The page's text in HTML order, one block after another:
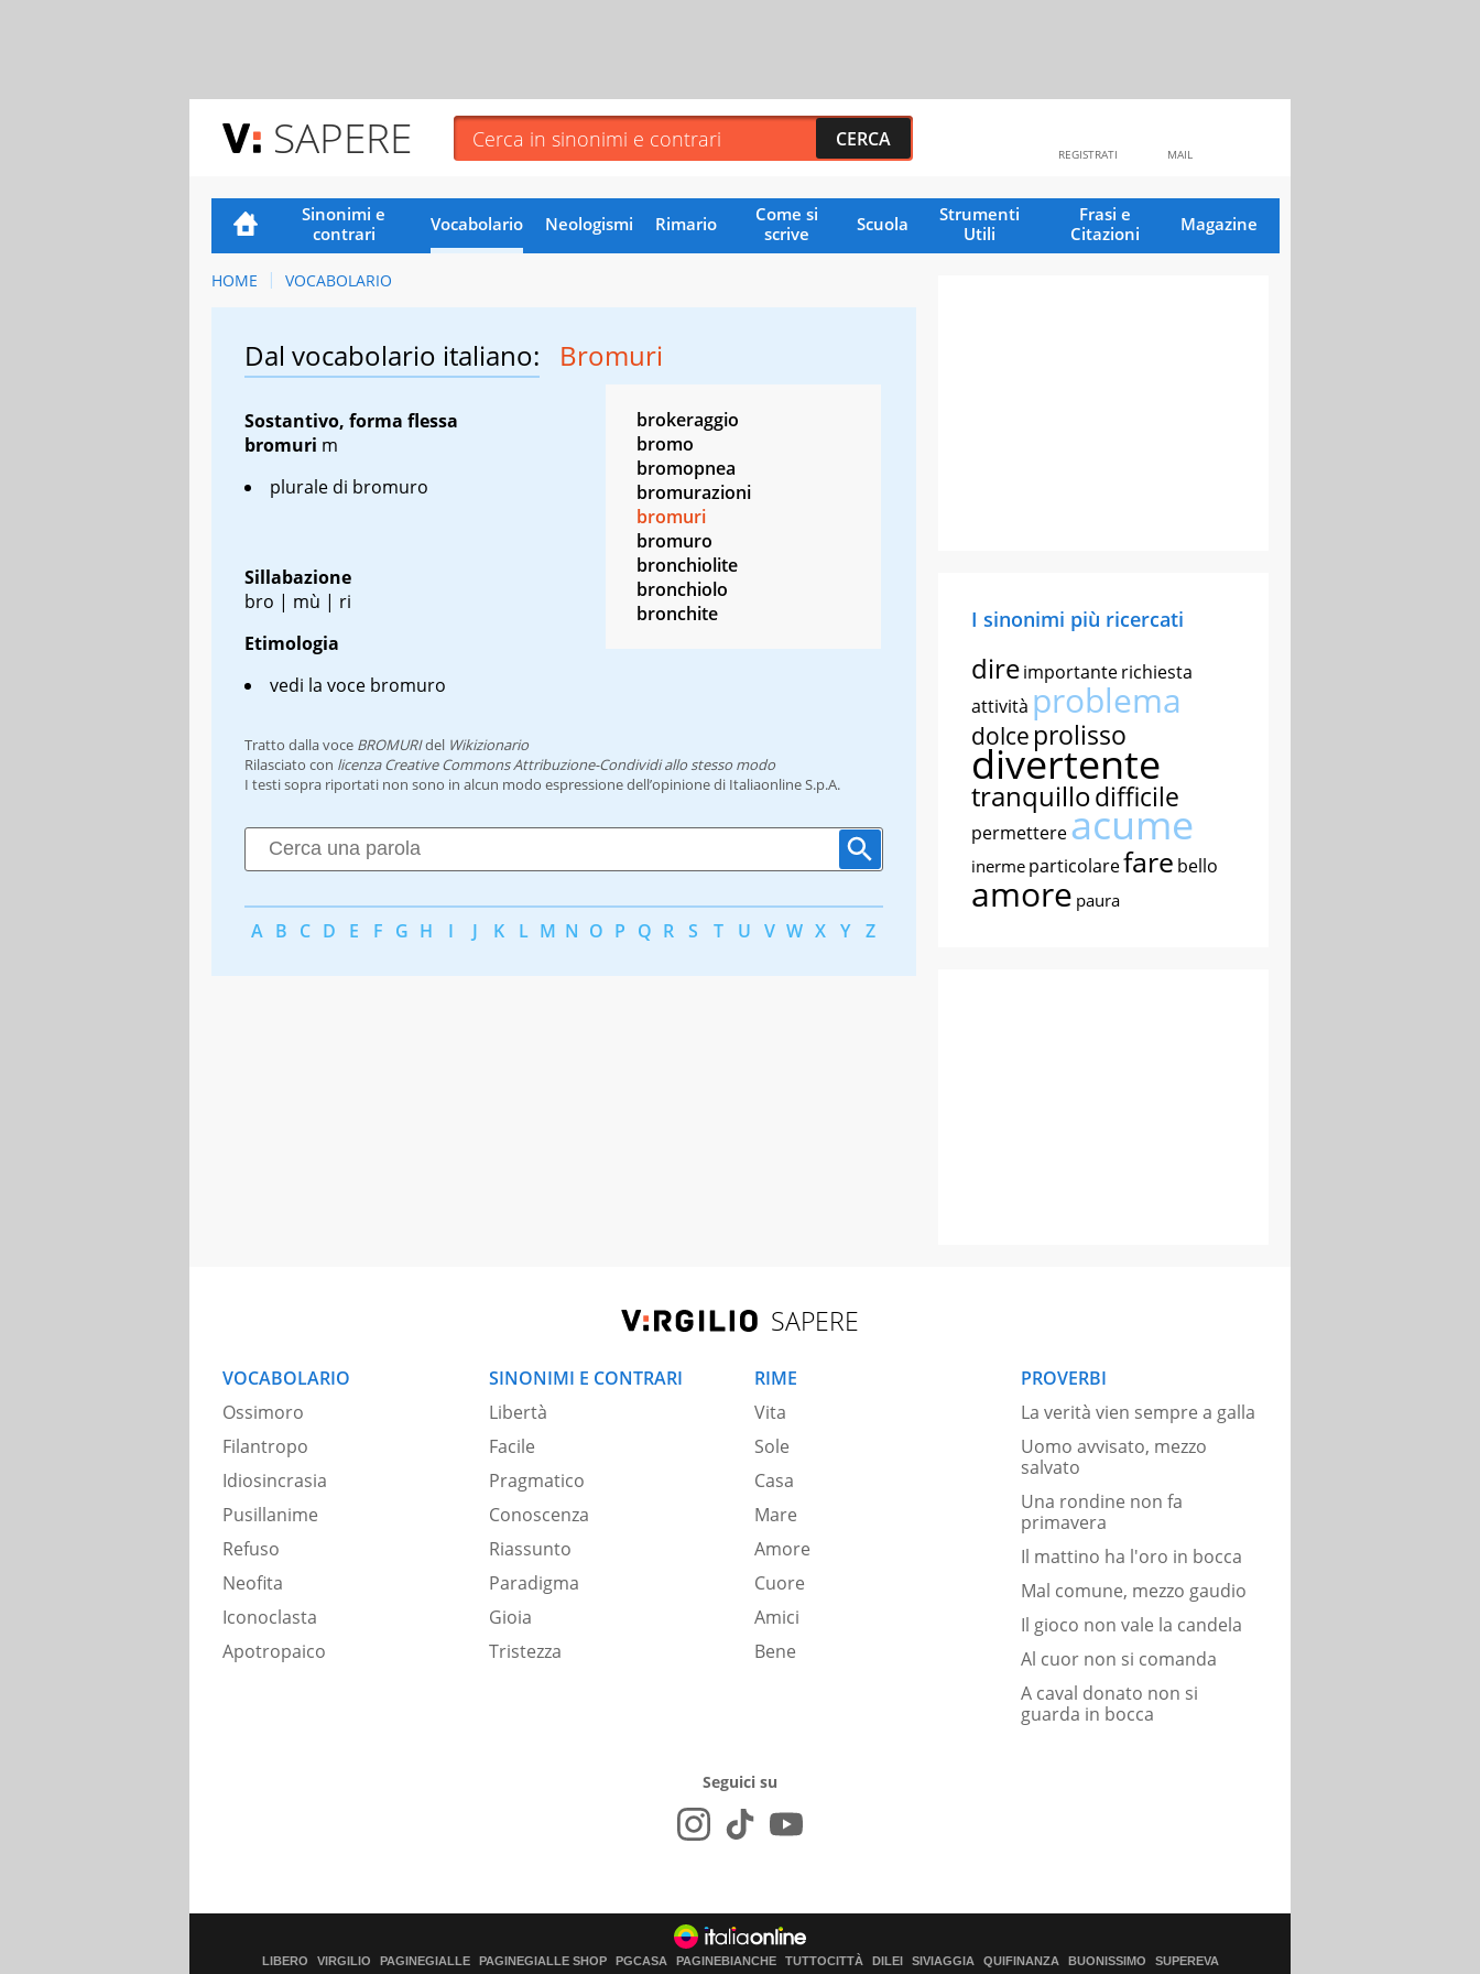
SAPERE MAIL
REGISTRATI
Sinonimi e
contrari
Vocabolario Neologismi Rimario
Come si
scrive
Scuola
Strumenti
Utili
Frasi e
Citazioni
Magazine
HOME VOCABOLARIO
Dal vocabolario italiano: Bromuri
Sostantivo, forma flessa
bromuri m
plurale di bromuro
Sillabazione
bro | mù | ri
Etimologia
vedi la voce bromuro
brokeraggio
bromo
bromopnea
bromurazioni
bromuri
bromuro
bronchiolite
bronchiolo
bronchite
Tratto dalla voce BROMURIdel Wikizionario
Rilasciato con licenza Creative Commons Attribuzione-Condividi allo stesso modo
I testi sopra riportati non sono in alcun modo espressione dell’opinione di Italiaonline S.p.A.
A B C D E F G H I J K L M N O P Q R S T U V W X Y Z
I sinonimi più ricercati
direimportanterichiesta
attività problema
dolce prolisso
divertente
tranquillodifficile
permettereacume
inerme particolarefare bello
amore paura
SAPERE
VOCABOLARIO
Ossimoro
Filantropo
Idiosincrasia
Pusillanime
Refuso
Neofita
Iconoclasta
Apotropaico
SINONIMI E CONTRARI
Libertà
Facile
Pragmatico
Conoscenza
Riassunto
Paradigma
Gioia
Tristezza
RIME
Vita
Sole
Casa
Mare
Amore
Cuore
Amici
Bene
PROVERBI
La verità vien sempre a galla
Uomo avvisato, mezzo
salvato
Una rondine non fa
primavera
Il mattino ha l'oro in bocca
Mal comune, mezzo gaudio
Il gioco non vale la candela
Al cuor non si comanda
A caval donato non si
guarda in bocca
Seguici su
LIBERO VIRGILIO PAGINEGIALLE PAGINEGIALLE SHOP PGCASA PAGINEBIANCHE TUTTOCITTÀ DILEI SIVIAGGIA QUIFINANZA BUONISSIMO SUPEREVA